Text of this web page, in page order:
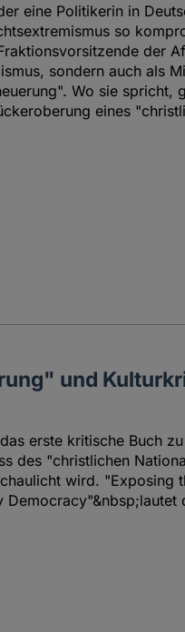
eine Politikerin in
so
der
sondern auch als
Wo sie spricht,
eines
und
erste kritische Buch
des "christlichen
wird. "Exposing
Democracy"&nbsp;lautet